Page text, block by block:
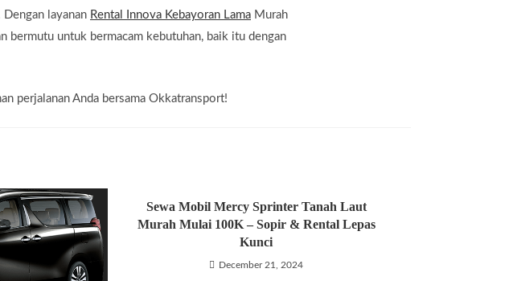
layanan Rental Innova Kebayoran Lama Murah
bermutu untuk bermacam kebutuhan, baik itu dengan
perjalanan Anda bersama Okkatransport!
Sewa Mobil Mercy Sprinter Tanah Laut
Murah Mulai 100K – Sopir & Rental Lepas
Kunci
December 21, 2024